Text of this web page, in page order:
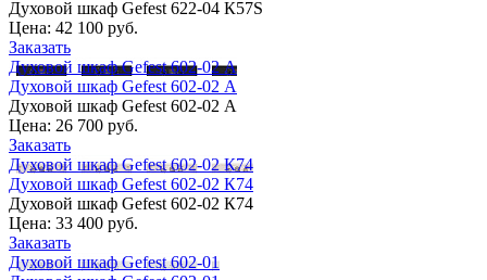
Духовой шкаф Gefest 622-04 К57S
Цена: 42 100 руб.
Заказать
Духовой шкаф Gefest 602-02 А
Духовой шкаф Gefest 602-02 А
Духовой шкаф Gefest 602-02 А
Цена: 26 700 руб.
Заказать
Духовой шкаф Gefest 602-02 К74
Духовой шкаф Gefest 602-02 К74
Духовой шкаф Gefest 602-02 К74
Цена: 33 400 руб.
Заказать
Духовой шкаф Gefest 602-01